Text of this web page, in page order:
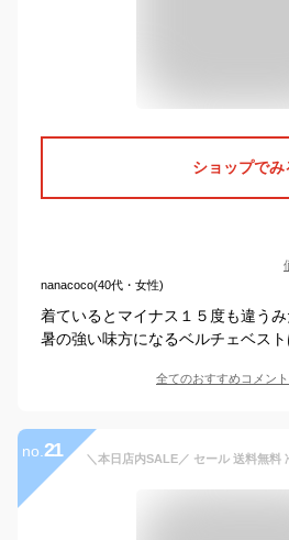
ショップでみ
nanacoco(40代・女性)
着ているとマイナス１５度も違う
暑の強い味方になるベルチェベスト
全てのおすすめコメント
no. 21